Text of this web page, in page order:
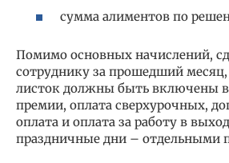
сумма алиментов по
Помимо основных начислений,
сотруднику за прошедший
листок должны быть включены
премии, оплата сверхурочных,
оплата и оплата за работу в
праздничные дни – отдельными